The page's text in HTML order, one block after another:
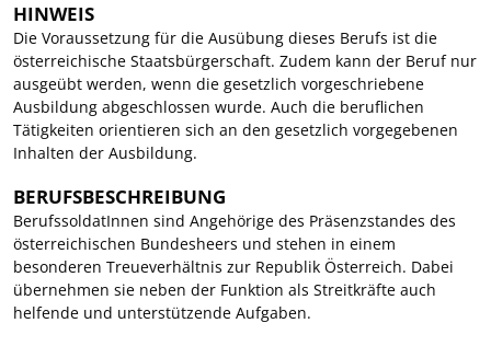
HINWEIS
Die Voraussetzung für die Ausübung dieses Berufs ist die
österreichische Staatsbürgerschaft. Zudem kann der Beruf nur
ausgeübt werden, wenn die gesetzlich vorgeschriebene
Ausbildung abgeschlossen wurde. Auch die beruflichen
Tätigkeiten orientieren sich an den gesetzlich vorgegebenen
Inhalten der Ausbildung.
BERUFSBESCHREIBUNG
BerufssoldatInnen sind Angehörige des Präsenzstandes des
österreichischen Bundesheers und stehen in einem
besonderen Treueverhältnis zur Republik Österreich. Dabei
übernehmen sie neben der Funktion als Streitkräfte auch
helfende und unterstützende Aufgaben.